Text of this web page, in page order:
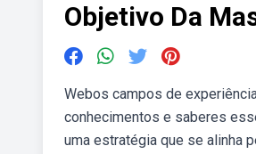
Objetivo Da
Webos campos de
conhecimentos e saberes
uma estratégia que se alinha